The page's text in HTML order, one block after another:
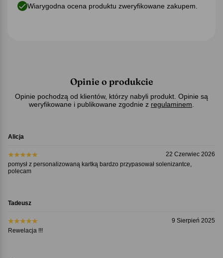
Wiarygodna ocena produktu zweryfikowane zakupem.
Opinie o produkcie
Opinie pochodzą od klientów, którzy nabyli produkt. Opinie są
weryfikowane i publikowane zgodnie z regulaminem
Alicja
22 Czerwiec 2026
pomysł z personalizowaną kartką bardzo przypasował solenizantce,
polecam
Tadeusz
9 Sierpień 2025
Rewelacja !!!